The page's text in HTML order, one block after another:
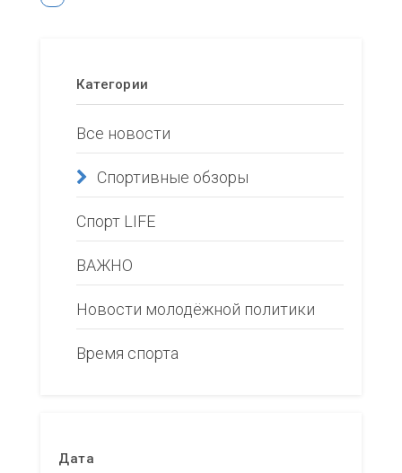
Категории
Все новости
Спортивные обзоры
Спорт LIFE
ВАЖНО
Новости молодёжной политики
Время спорта
Дата